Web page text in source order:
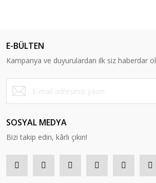
E-BÜLTEN
Kampanya ve duyurulardan ilk siz haberdar
SOSYAL MEDYA
Bizi takip edin, kârlı çıkın!